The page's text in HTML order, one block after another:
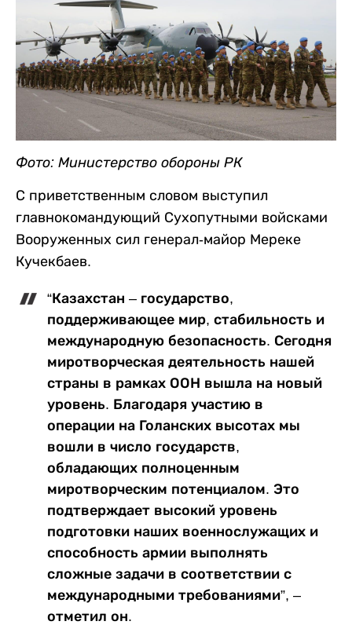
Фото: Министерство обороны РК
С приветственным словом выступил
главнокомандующий Сухопутными войсками
Вооруженных сил генерал-майор Мереке
Кучекбаев.
“Казахстан – государство,
поддерживающее мир, стабильность и
международную безопасность. Сегодня
миротворческая деятельность нашей
страны в рамках ООН вышла на новый
уровень. Благодаря участию в
операции на Голанских высотах мы
вошли в число государств,
обладающих полноценным
миротворческим потенциалом. Это
подтверждает высокий уровень
подготовки наших военнослужащих и
способность армии выполнять
сложные задачи в соответствии с
международными требованиями”, –
отметил он.